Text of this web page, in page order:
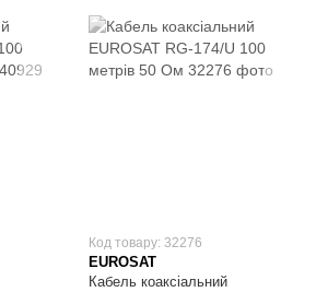
Код товару: 32276
EUROSAT
Кабель коаксіальний